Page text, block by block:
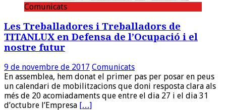
Comunicats
Les Treballadores i Treballadors de
TITANLUX en Defensa de l’Ocupació i el
nostre futur
9 de novembre de 2017 Comunicats
En assemblea, hem donat el primer pas per posar en peus
un calendari de mobilitzacions que doni resposta clara als
més de 20 acomiadaments que entre el dia 27 i el dia 31
d’octubre l’Empresa […]